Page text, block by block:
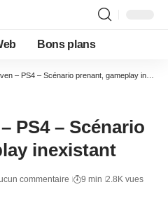
Bons plans
– PS4 – Scénario prenant, gameplay inexistant
PS4 – Scénario
inexistant
commentaire 9 min 2.8K vues